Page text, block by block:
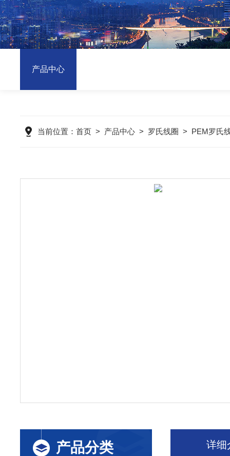
产品中心
当前位置： 首页 > 产品中心 > 罗氏线圈 > PEM罗氏
产品分类 详细